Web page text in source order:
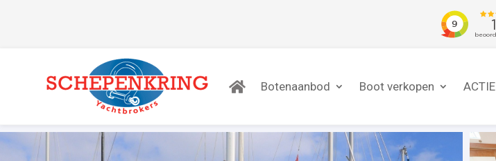
Botenaanbod Boot verkopen ACTIE